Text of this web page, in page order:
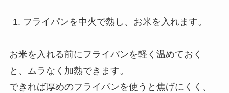
フライパンを中火で熱し、お米を入れます。
お米を入れる前にフライパンを軽く温めておく
と、ムラなく加熱できます。
できれば厚めのフライパンを使うと焦げにくく、